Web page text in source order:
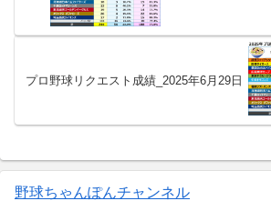
プロ野球リクエスト成績_2025年6月29日
野球ちゃんぽんチャンネル